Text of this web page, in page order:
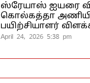
ஸ்ரேயாஸ் ஐயரை
கொல்கத்தா
பயிற்சியாளர்
April 24, 2026 5:38 pm